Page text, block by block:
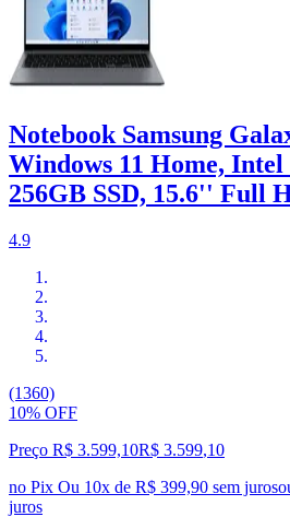
Notebook Samsung
Windows 11 Home,
256GB SSD, 15.6'' Full
4.9
(1360)
10% OFF
Preço R$ 3.599,10R$ 3.599,10
no Pix Ou 10x de R$ 399,90 sem juros
juros